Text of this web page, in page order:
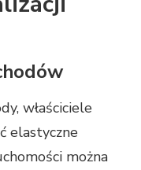
właściciele
elastyczne
można